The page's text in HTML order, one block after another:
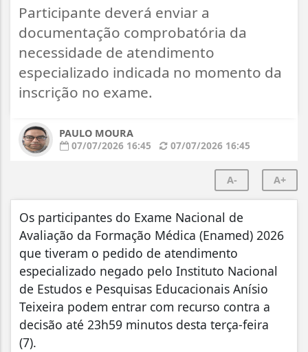
Participante deverá enviar a
documentação comprobatória da
necessidade de atendimento
especializado indicada no momento da
inscrição no exame.
PAULO MOURA
07/07/2026 16:45
07/07/2026 16:45
A- A+
Os participantes do Exame Nacional de
Avaliação da Formação Médica (Enamed) 2026
que tiveram o pedido de atendimento
especializado negado pelo Instituto Nacional
de Estudos e Pesquisas Educacionais Anísio
Teixeira podem entrar com recurso contra a
decisão até 23h59 minutos desta terça-feira
(7).